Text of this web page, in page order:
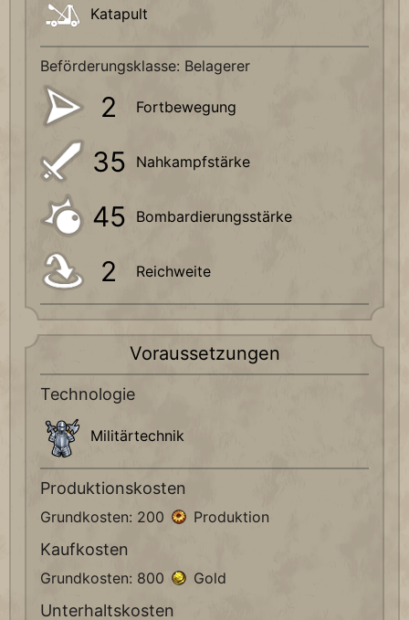
Katapult
Beförderungsklasse: Belagerer
2 Fortbewegung
35 Nahkampfstärke
45 Bombardierungsstärke
2 Reichweite
Voraussetzungen
Technologie
Militärtechnik
Produktionskosten
Grundkosten: 200 Produktion
Kaufkosten
Grundkosten: 800 Gold
Unterhaltskosten